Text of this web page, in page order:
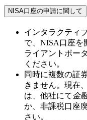
NISA口座の申請に関して
インタラクティ
で、NISA口座を
ライアントポー
ください。
同時に複数の証
きません。現在
は、他社にて 金
か、非課税口座
さい。